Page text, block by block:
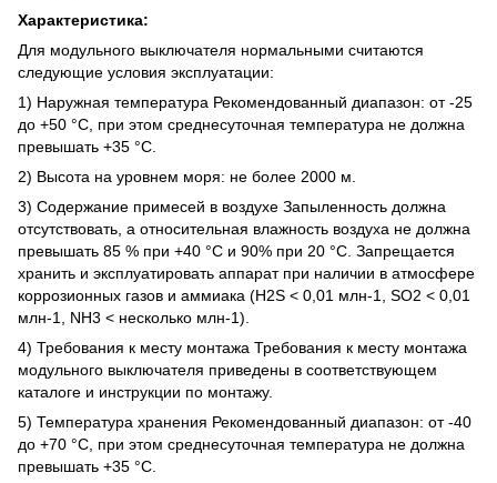
Характеристика:
Для модульного выключателя нормальными считаются
следующие условия эксплуатации:
1) Наружная температура Рекомендованный диапазон: от -25
до +50 °C, при этом среднесуточная температура не должна
превышать +35 °C.
2) Высота на уровнем моря: не более 2000 м.
3) Содержание примесей в воздухе Запыленность должна
отсутствовать, а относительная влажность воздуха не должна
превышать 85 % при +40 °C и 90% при 20 °C. Запрещается
хранить и эксплуатировать аппарат при наличии в атмосфере
коррозионных газов и аммиака (H2S < 0,01 млн-1, SO2 < 0,01
млн-1, NH3 < несколько млн-1).
4) Требования к месту монтажа Требования к месту монтажа
модульного выключателя приведены в соответствующем
каталоге и инструкции по монтажу.
5) Температура хранения Рекомендованный диапазон: от -40
до +70 °C, при этом среднесуточная температура не должна
превышать +35 °C.